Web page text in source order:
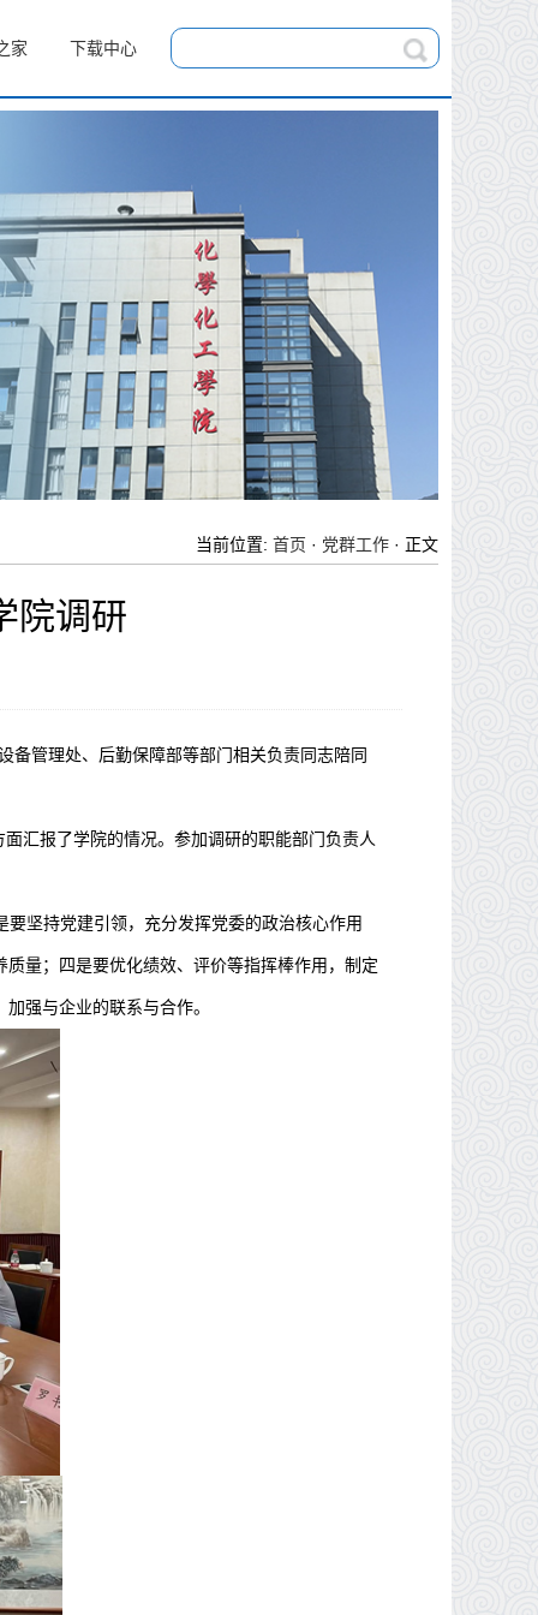
家 下载中心
当前位置: 首页 · 党群工作· 正文
院调研
备管理处、后勤保障部等部门相关负责同志陪同
汇报了学院的情况。参加调研的职能部门负责人
坚持党建引领，充分发挥党委的政治核心作用
量；四是要优化绩效、评价等指挥棒作用，制定
强与企业的联系与合作。